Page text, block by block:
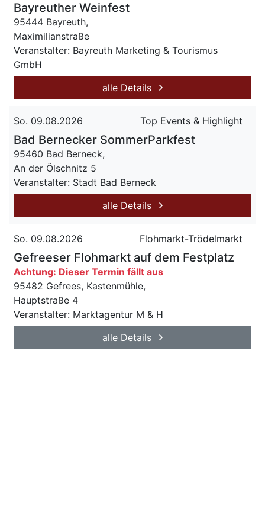
Bayreuther Weinfest
95444 Bayreuth,
Maximilianstraße
Veranstalter: Bayreuth Marketing & Tourismus
GmbH
alle Details
So. 09.08.2026 Top Events & Highlight
Bad Bernecker SommerParkfest
95460 Bad Berneck,
An der Ölschnitz 5
Veranstalter: Stadt Bad Berneck
alle Details
So. 09.08.2026 Flohmarkt-Trödelmarkt
Gefreeser Flohmarkt auf dem Festplatz
Achtung: Dieser Termin fällt aus
95482 Gefrees, Kastenmühle,
Hauptstraße 4
Veranstalter: Marktagentur M & H
alle Details